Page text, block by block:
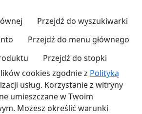
Przejdź do wyszukiwarki
Przejdź do menu głównego
Przejdź do stopki
cookies zgodnie z Polityką
usług. Korzystanie z witryny
umieszczane w Twoim
Możesz określić warunki